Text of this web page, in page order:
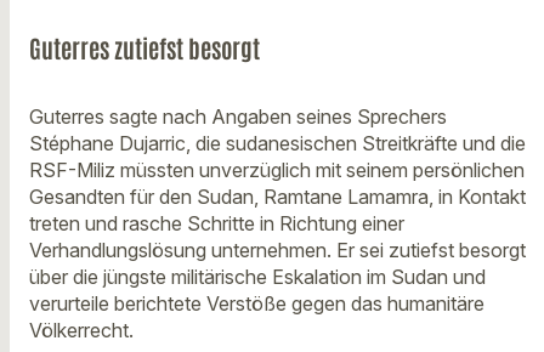
Guterres zutiefst besorgt
Guterres sagte nach Angaben seines Sprechers
Stéphane Dujarric, die sudanesischen Streitkräfte und die
RSF-Miliz müssten unverzüglich mit seinem persönlichen
Gesandten für den Sudan, Ramtane Lamamra, in Kontakt
treten und rasche Schritte in Richtung einer
Verhandlungslösung unternehmen. Er sei zutiefst besorgt
über die jüngste militärische Eskalation im Sudan und
verurteile berichtete Verstöße gegen das humanitäre
Völkerrecht.